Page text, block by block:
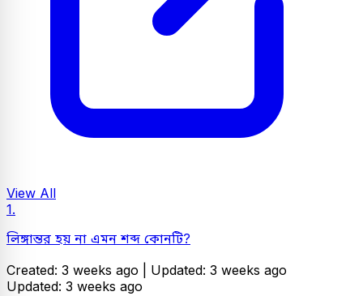
View All
1.
লিঙ্গান্তর হয় না এমন শব্দ কোনটি?
Created: 3 weeks ago | Updated: 3 weeks ago
Updated: 3 weeks ago